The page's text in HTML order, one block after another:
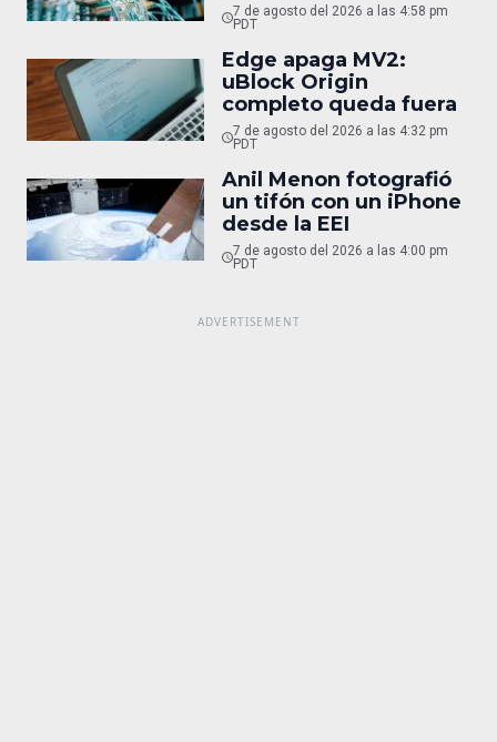
7 de agosto del 2026 a las 4:58 pm
PDT
Edge apaga MV2:
uBlock Origin
completo queda fuera
7 de agosto del 2026 a las 4:32 pm
PDT
Anil Menon fotografió
un tifón con un iPhone
desde la EEI
7 de agosto del 2026 a las 4:00 pm
PDT